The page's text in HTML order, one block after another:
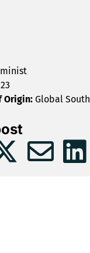
Origin: Global South